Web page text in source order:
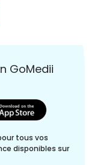
GoMedii
tous vos
disponibles sur